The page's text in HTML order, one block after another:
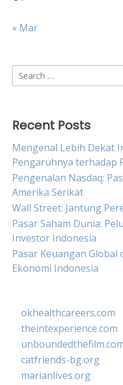
« Mar
Search
for:
Recent Posts
Mengenal Lebih Dekat
Pengaruhnya terhadap
Pengenalan Nasdaq:
Amerika Serikat
Wall Street: Jantung
Pasar Saham Dunia:
Investor Indonesia
Pasar Keuangan
Ekonomi Indonesia
okhealthcareers.com
theintexperience.com
catfriends-bg.org
marianlives.org